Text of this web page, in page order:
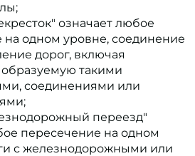
означает любое
на одном уровне, соединение
дорог, включая
такими
соединениями или
переезд"
пересечение на одном
с железнодорожными или